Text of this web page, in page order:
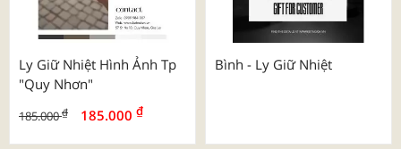
Ly Giữ Nhiệt Hình Ảnh Tp
"quy Nhơn"
185.000₫ 185.000 ₫
Bình - Ly Giữ Nhiệt